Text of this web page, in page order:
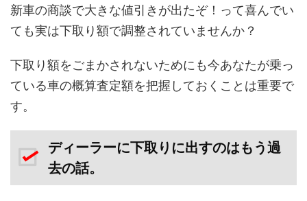
新車の商談で大きな値引きが出たぞ！って喜んでい
ても実は下取り額で調整されていませんか？
下取り額をごまかされないためにも今あなたが乗っ
ている車の概算査定額を把握しておくことは重要で
す。
ディーラーに下取りに出すのはもう過
去の話。